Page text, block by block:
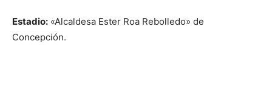
Estadio: «Alcaldesa Ester Roa Rebolledo» de
Concepción.